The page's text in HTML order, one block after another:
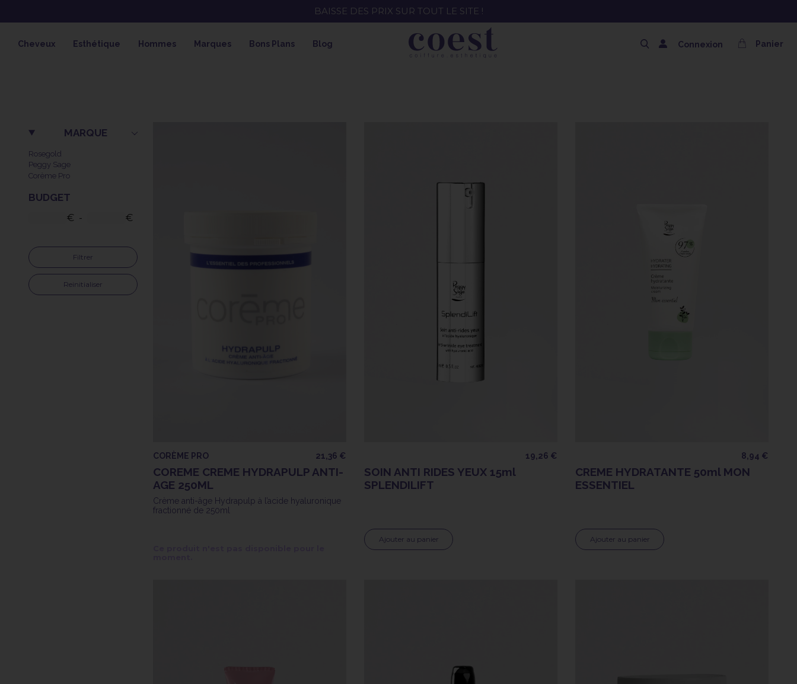
OFFRE SPÉCIALE SOLAIRE SKEYMZEE ! SOIN HYDRATANT + SPRAY + SHAMPOING = SHAMPOING OFFERT AVEC LE CODE SOLAIRE
Cheveux Esthétique Hommes Marques Bons Plans Blog Connexion Panier
MARQUE
Rosegold
Peggy Sage
Corème Pro
BUDGET
€ - €
Filtrer
Reinitialiser
CORÈME PRO 21,36 €
COREME CREME HYDRAPULP ANTI-
AGE 250ML
Crème anti-âge Hydrapulp à l’acide hyaluronique
fractionné de 250ml
19,26 €
SOIN ANTI RIDES YEUX 15ml
SPLENDILIFT
Ajouter au panier
8,94 €
CREME HYDRATANTE 50ml MON
ESSENTIEL
Ajouter au panier